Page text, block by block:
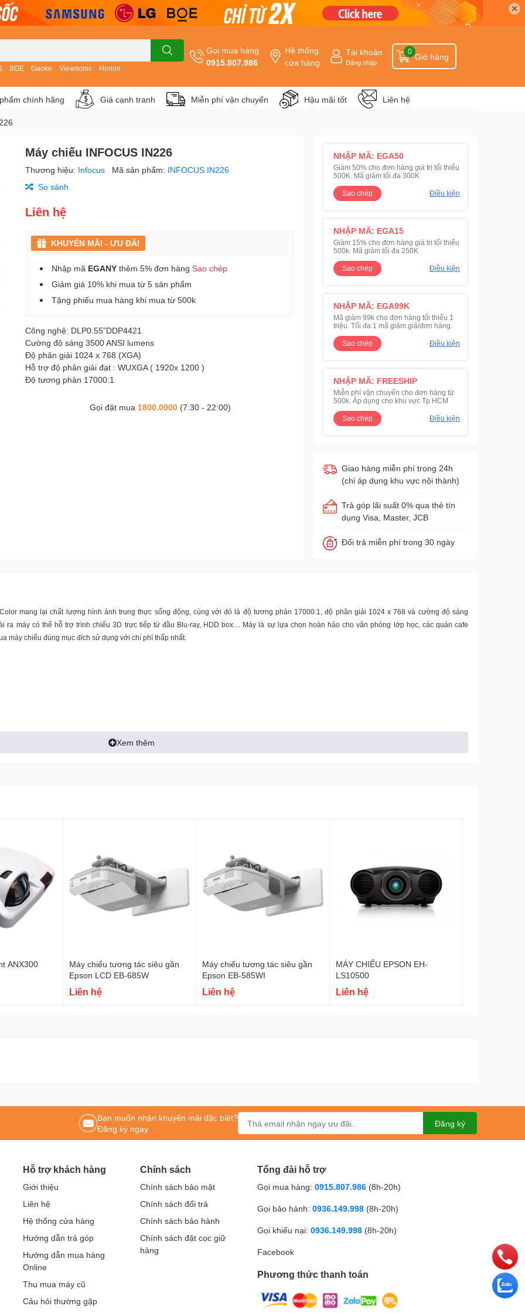
✕
BOE Gaoke Viewsonic Horion
Gọi mua hàng
0915.807.986
Hệ thống
cửa hàng
Tài khoản
Đăng nhập
Giỏ hàng
0
chính hãng Giá cạnh tranh Miễn phí vận chuyển Hậu mãi tốt Liên hệ
Máy chiếu INFOCUS IN226
Thương hiệu: Infocus Mã sản phẩm: INFOCUS IN226
So sánh
Liên hệ
KHUYẾN MÃI - ƯU ĐÃI
Nhập mã EGANY thêm 5% đơn hàngSao chép
Giảm giá 10% khi mua từ 5 sản phẩm
Tặng phiếu mua hàng khi mua từ 500k
Công nghệ: DLP0.55”DDP4421
Cường độ sáng 3500 ANSI lumens
Độ phân giải 1024 x 768 (XGA)
Hỗ trợ độ phân giải đạt : WUXGA ( 1920x 1200 )
Độ tương phản 17000:1
Gọi đặt mua 1800.0000(7:30 - 22:00)
NHẬP MÃ: EGA50
Giảm 50% cho đơn hàng giá trị tối thiểu
500K. Mã giảm tối đa 300K
Sao chép
Điều kiện
NHẬP MÃ: EGA15
Giảm 15% cho đơn hàng giá trị tối thiểu
500k. Mã giảm tối đa 250K
Sao chép
Điều kiện
NHẬP MÃ: EGA99K
Mã giảm 99k cho đơn hàng tối thiểu 1
triệu. Tối đa 1 mã giảm giá/đơn hàng.
Sao chép
Điều kiện
NHẬP MÃ: FREESHIP
Miễn phí vận chuyển cho đơn hàng từ
500k. Áp dụng cho khu vực Tp.HCM
Sao chép
Điều kiện
Giao hàng miễn phí trong 24h
(chỉ áp dụng khu vực nội thành)
Trả góp lãi suất 0% qua thẻ tín
dụng Visa, Master, JCB
Đổi trả miễn phí trong 30 ngày
mang lại chất lượng hình ảnh trung thực sống động, cùng với đó là độ tương phản 17000:1, độ phân giải 1024 x 768 và cường độ sáng
ra máy có thể hỗ trợ trình chiếu 3D trực tiếp từ đầu Blu-ray, HDD box.... Máy là sự lựa chọn hoàn hảo cho văn phòng lớp học, các quán cafe
máy chiếu đúng mục đích sử dụng với chí phí thấp nhất.
ảnh trung thực sống động.
ko bị chói mắt trong qua trình giảng dạy và giảm tiêu hao điện năng)
dễ dàng hơn
PC, Laptop 108p 120 Hz (cổng HDMI và VGA)
tùy theo điều kiện nào đến trước
Màn hình tương tác thông minh, bảng tương tác thông minh, Khung tương tác thông minh, bục giảng thông minh.
Magix, PKLNS..
phẩm chính hãng – Dịch vụ nhanh nhất
Xem thêm
ANX300
Máy chiếu tương tác siêu gần
Epson LCD EB-685W
Liên hệ
Máy chiếu tương tác siêu gần
Epson EB-585WI
Liên hệ
MÁY CHIẾU EPSON EH-
LS10500
Liên hệ
Bạn muốn nhận khuyến mãi đặc biệt?
Đăng ký ngay.
Đăng ký
Hỗ trợ khách hàng
Giới thiệu
Liên hệ
Hệ thống cửa hàng
Hướng dẫn trả góp
Hướng dẫn mua hàng
Online
Thu mua máy cũ
Câu hỏi thường gặp
Chính sách
Chính sách bảo mật
Chính sách đổi trả
Chính sách bảo hành
Chính sách đặt cọc giữ
hàng
Tổng đài hỗ trợ
Gọi mua hàng: 0915.807.986 (8h-20h)
Gọi bảo hành: 0936.149.998 (8h-20h)
Gọi khiếu nại: 0936.149.998 (8h-20h)
Facebook
Phương thức thanh toán